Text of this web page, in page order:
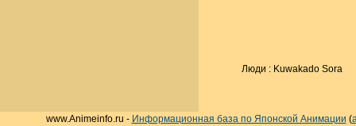
Люди : Kuwakado Sora
www.Animeinfo.ru - Информационная база по Японской Анимации (